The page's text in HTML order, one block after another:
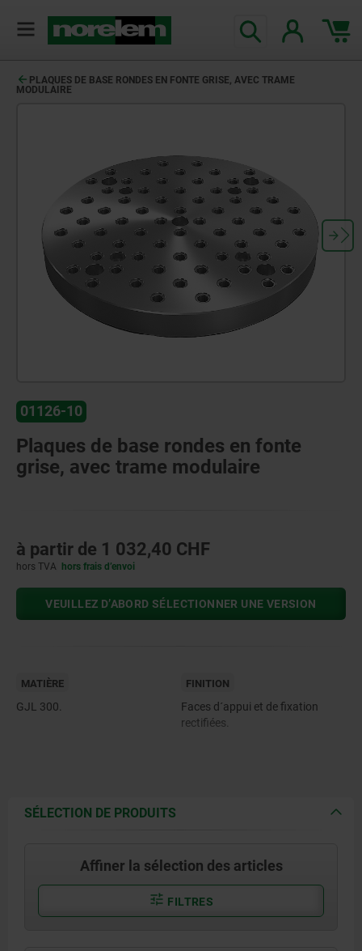
PLAQUES DE BASE RONDES EN FONTE GRISE, AVEC TRAME
MODULAIRE
01126-10
Plaques de base rondes en fonte
grise, avec trame modulaire
à partir de 1 032,40 CHF
hors TVA hors frais d’envoi
VEUILLEZ D’ABORD SÉLECTIONNER UNE VERSION
MATIÈRE
GJL 300.
FINITION
Faces d´appui et de fixation
rectifiées.
SÉLECTION DE PRODUITS
Affiner la sélection des articles
FILTRES